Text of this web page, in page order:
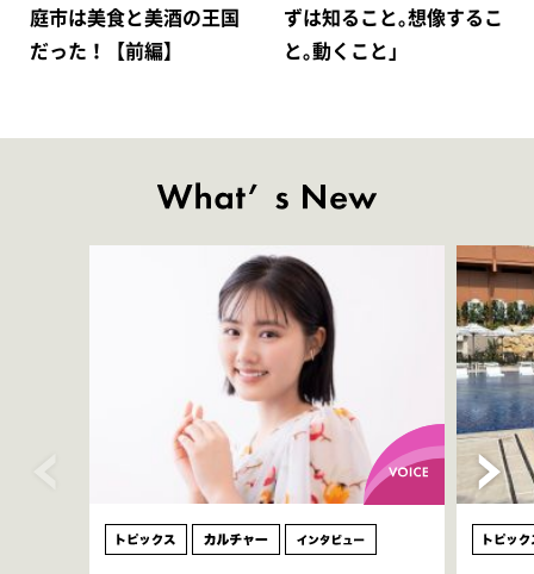
庭市は美食と美酒の王国
だった！【前編】
ずは知ること｡想像するこ
と｡動くこと｣